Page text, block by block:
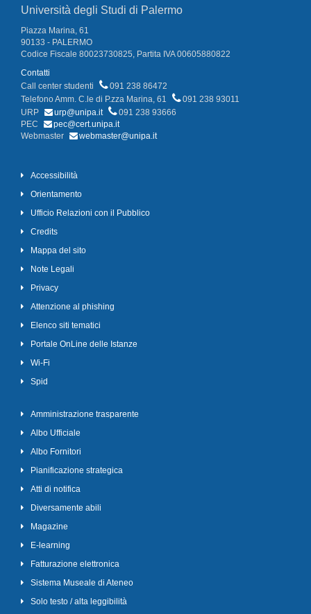
Università degli Studi di Palermo
Piazza Marina, 61
90133 - PALERMO
Codice Fiscale 80023730825, Partita IVA 00605880822
Contatti
Call center studenti
091 238 86472
Telefono Amm. C.le di P.zza Marina, 61
091 238 93011
URP
urp@unipa.it
091 238 93666
PEC
pec@cert.unipa.it
Webmaster
webmaster@unipa.it
Accessibilità
Orientamento
Ufficio Relazioni con il Pubblico
Credits
Mappa del sito
Note Legali
Privacy
Attenzione al phishing
Elenco siti tematici
Portale OnLine delle Istanze
Wi-Fi
Spid
Amministrazione trasparente
Albo Ufficiale
Albo Fornitori
Pianificazione strategica
Atti di notifica
Diversamente abili
Magazine
E-learning
Fatturazione elettronica
Sistema Museale di Ateneo
Solo testo / alta leggibilità